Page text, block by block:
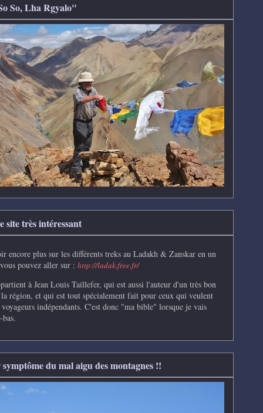
So, Lha Rgyalo"
site très intéressant
encore plus sur les différents treks au Ladakh & Zanskar en un
pouvez aller sur : http://ladak.free.fr/
à Jean Louis Taillefer, qui est aussi l'auteur d'un très bon
région, et qui est tout spécialement fait pour ceux qui veulent
indépendants. C'est donc "ma bible" lorsque je vais
du mal aigu des montagnes !!